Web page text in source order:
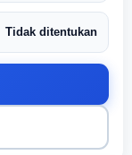
Tidak ditentukan